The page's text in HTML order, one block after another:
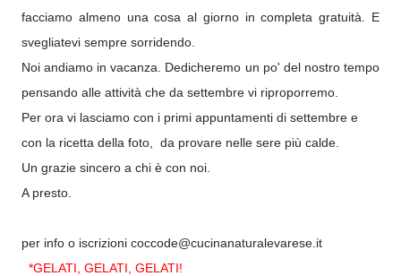
facciamo almeno una cosa al giorno in completa gratuità. E
svegliatevi sempre sorridendo.
Noi andiamo in vacanza. Dedicheremo un po' del nostro tempo
pensando alle attività che da settembre vi riproporremo.
Per ora vi lasciamo con i primi appuntamenti di settembre e
con la ricetta della foto, da provare nelle sere più calde.
Un grazie sincero a chi è con noi.
A presto.
per info o iscrizioni coccode@cucinanaturalevarese .it
*GELATI, GELATI, GELATI!